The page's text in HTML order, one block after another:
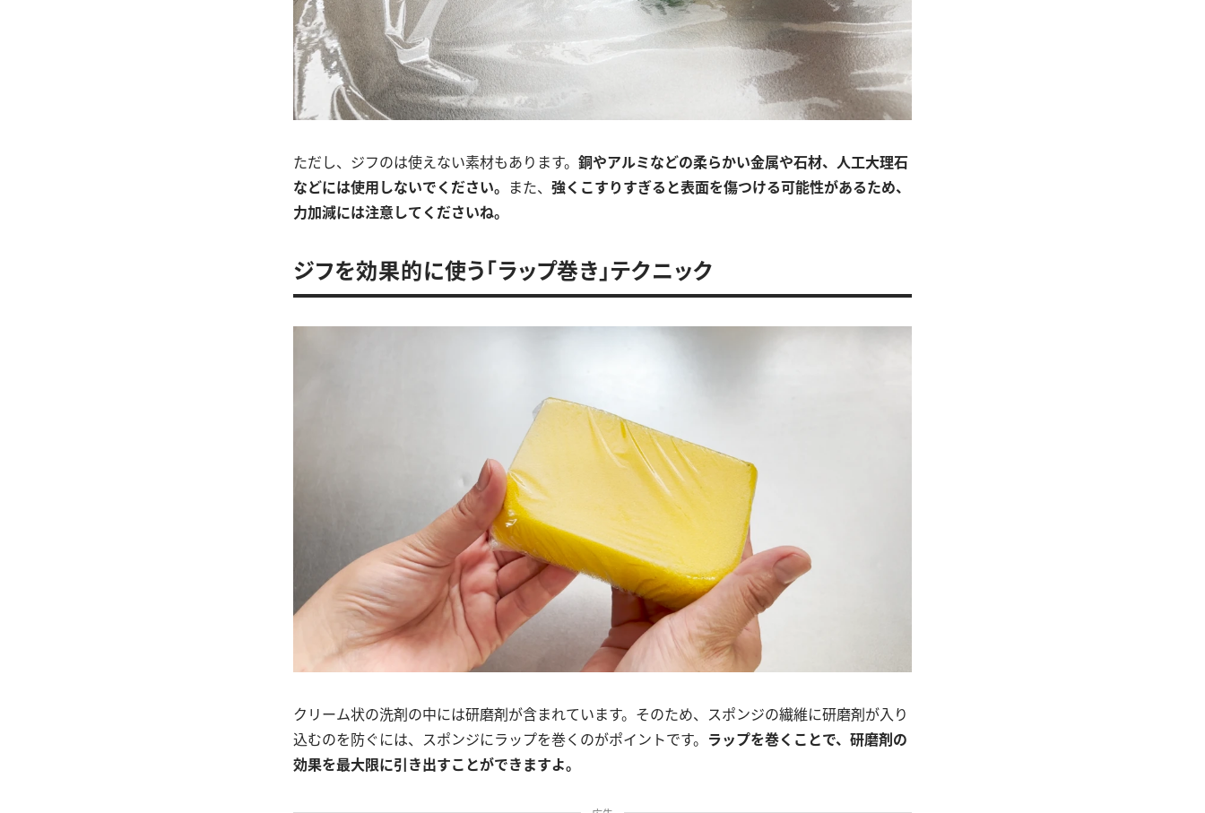
ただし、ジフのは使えない素材もあります。 銅やアルミなどの柔らかい金属や石材、人工大理石
などには使用しないでください。 また、 強くこすりすぎると表面を傷つける可能性があるため、
力加減には注意してくださいね。
ジフを効果的に使う「ラップ巻き」テクニック
クリーム状の洗剤の中には研磨剤が含まれています。そのため、スポンジの繊維に研磨剤が入り
込むのを防ぐには、スポンジにラップを巻くのがポイントです。 ラップを巻くことで、研磨剤の
効果を最大限に引き出すことができますよ。